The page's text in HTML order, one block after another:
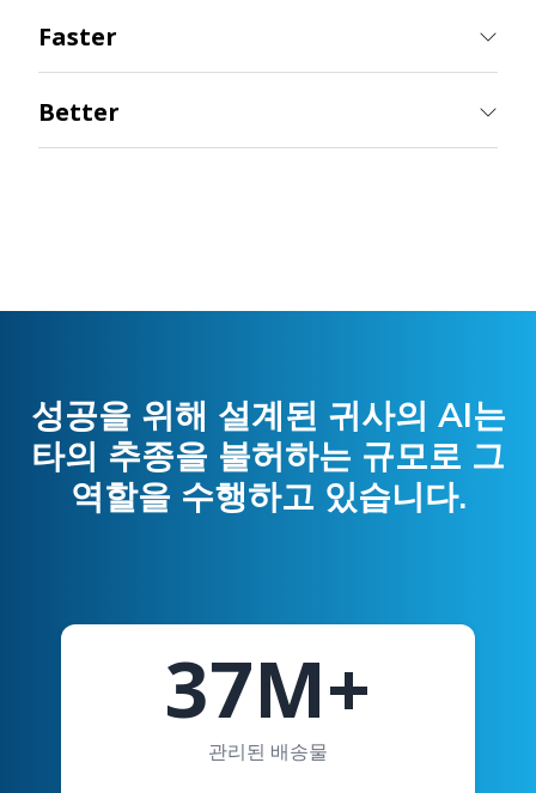
Better
성공을 위해 설계된 귀사의 AI는
타의 추종을 불허하는 규모로 그
역할을 수행하고 있습니다.
37M+
관리된 배송물